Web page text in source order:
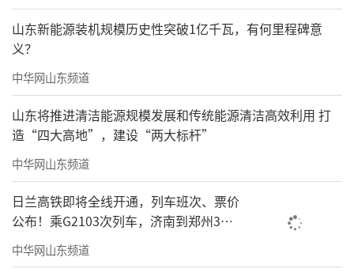
山东新能源装机规模历史性突破1亿千瓦，有何里程碑意
义？
中华网山东频道
山东将推进清洁能源规模发展和传统能源清洁高效利用 打
造“四大高地”，建设“两大标杆”
中华网山东频道
日兰高铁即将全线开通，列车班次、票价
公布！乘G2103次列车，济南到郑州3小
时到达
中华网山东频道